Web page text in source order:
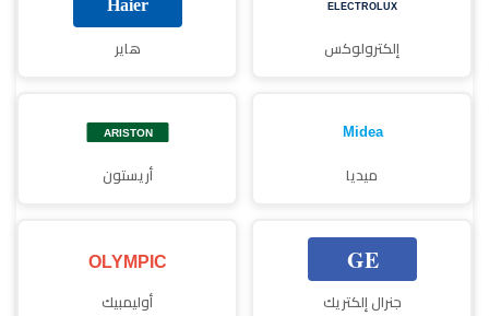
إلكترولوكس هاير
ميديا أريستون
جنرال إلكتريك أوليمبيك